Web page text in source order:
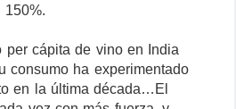
150%.
per cápita de vino en India
consumo ha experimentado
en la última década…El